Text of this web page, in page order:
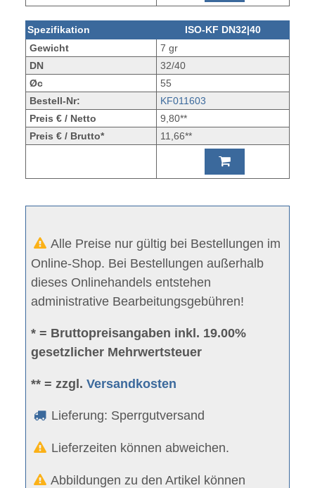
Spezifikation
ISO-KF DN32|40
Gewicht
7 gr
DN
32/40
Øc
55
Bestell-Nr:
KF011603
Preis € / Netto
9,80**
Preis € / Brutto*
11,66**
Alle Preise nur gültig bei Bestellungen im
Online-Shop. Bei Bestellungen außerhalb
dieses Onlinehandels entstehen
administrative Bearbeitungsgebühren!
* = Bruttopreisangaben inkl. 19.00%
gesetzlicher Mehrwertsteuer
** = zzgl.Versandkosten
Lieferung: Sperrgutversand
Lieferzeiten können abweichen.
Abbildungen zu den Artikel können